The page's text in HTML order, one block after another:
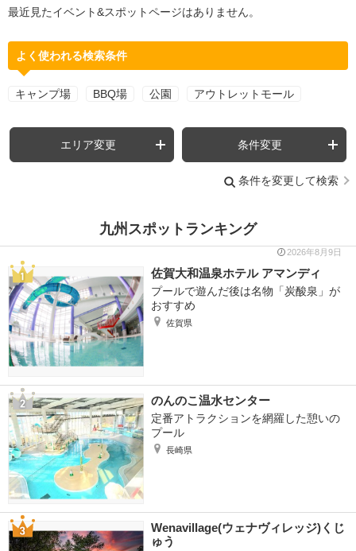
最近見たイベント&スポットページはありません。
よく使われる検索条件
キャンプ場 BBQ場 公園 アウトレットモール
エリア変更 条件変更
条件を変更して検索
九州スポットランキング
2026年8月9日
佐賀大和温泉ホテル アマンディ
プールで遊んだ後は名物「炭酸泉」が
おすすめ
佐賀県
のんのこ温水センター
定番アトラクションを網羅した憩いの
プール
長崎県
Wenavillage(ウェナヴィレッジ)くじ
ゅう